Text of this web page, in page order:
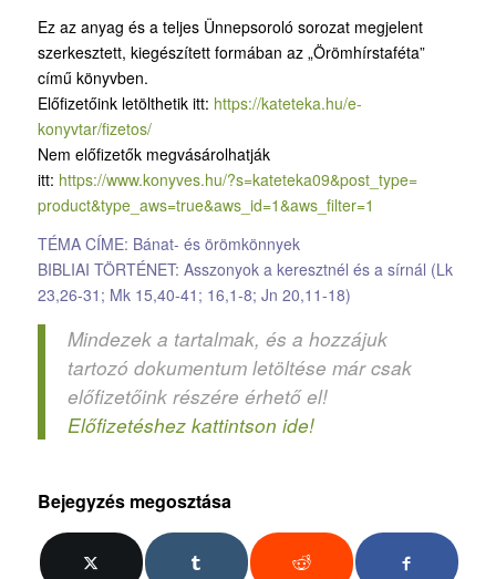
Ez az anyag és a teljes Ünnepsoroló sorozat megjelent
szerkesztett, kiegészített formában az „Örömhírstaféta”
című könyvben.
Előfizetőink letölthetik itt: https://kateteka.hu/e-
konyvtar/fizetos/
Nem előfizetők megvásárolhatják
itt: https://www.konyves.hu/?s=kateteka09&post_type=
product&type_aws=true&aws_id=1&aws_filter=1
TÉMA CÍME: Bánat- és örömkönnyek
BIBLIAI TÖRTÉNET: Asszonyok a keresztnél és a sírnál (Lk
23,26-31; Mk 15,40-41; 16,1-8; Jn 20,11-18)
Mindezek a tartalmak, és a hozzájuk
tartozó dokumentum letöltése már csak
előfizetőink részére érhető el!
Előfizetéshez kattintson ide!
Bejegyzés megosztása